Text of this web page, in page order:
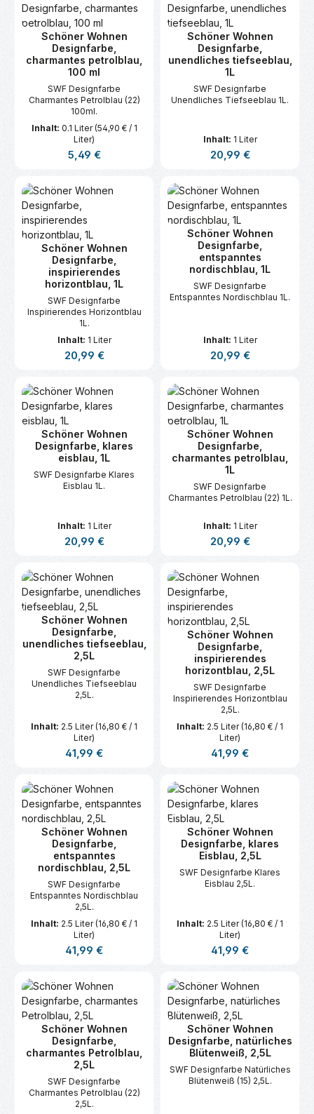
Schöner Wohnen
Designfarbe,
charmantes petrolblau,
100 ml
SWF Designfarbe
Charmantes Petrolblau (22)
100ml.
Inhalt: 0.1 Liter(54,90 € / 1
Liter)
Regulärer Preis:
5,49 €
Schöner Wohnen
Designfarbe,
unendliches tiefseeblau,
1L
SWF Designfarbe
Unendliches Tiefseeblau 1L.
Inhalt: 1 Liter
Regulärer Preis:
20,99 €
Schöner Wohnen
Designfarbe,
inspirierendes
horizontblau, 1L
SWF Designfarbe
Inspirierendes Horizontblau
1L.
Inhalt: 1 Liter
Regulärer Preis:
20,99 €
Schöner Wohnen
Designfarbe,
entspanntes
nordischblau, 1L
SWF Designfarbe
Entspanntes Nordischblau 1L.
Inhalt: 1 Liter
Regulärer Preis:
20,99 €
Schöner Wohnen
Designfarbe, klares
eisblau, 1L
SWF Designfarbe Klares
Eisblau 1L.
Inhalt: 1 Liter
Regulärer Preis:
20,99 €
Schöner Wohnen
Designfarbe,
charmantes petrolblau,
1L
SWF Designfarbe
Charmantes Petrolblau (22) 1L.
Inhalt: 1 Liter
Regulärer Preis:
20,99 €
Schöner Wohnen
Designfarbe,
unendliches tiefseeblau,
2,5L
SWF Designfarbe
Unendliches Tiefseeblau
2,5L.
Inhalt: 2.5 Liter(16,80 € / 1
Liter)
Regulärer Preis:
41,99 €
Schöner Wohnen
Designfarbe,
inspirierendes
horizontblau, 2,5L
SWF Designfarbe
Inspirierendes Horizontblau
2,5L.
Inhalt: 2.5 Liter(16,80 € / 1
Liter)
Regulärer Preis:
41,99 €
Schöner Wohnen
Designfarbe,
entspanntes
nordischblau, 2,5L
SWF Designfarbe
Entspanntes Nordischblau
2,5L.
Inhalt: 2.5 Liter(16,80 € / 1
Liter)
Regulärer Preis:
41,99 €
Schöner Wohnen
Designfarbe, klares
Eisblau, 2,5L
SWF Designfarbe Klares
Eisblau 2,5L.
Inhalt: 2.5 Liter(16,80 € / 1
Liter)
Regulärer Preis:
41,99 €
Schöner Wohnen
Designfarbe,
charmantes Petrolblau,
2,5L
SWF Designfarbe
Charmantes Petrolblau (22)
2,5L.
Schöner Wohnen
Designfarbe, natürliches
Blütenweiß, 2,5L
SWF Designfarbe Natürliches
Blütenweiß (15) 2,5L.